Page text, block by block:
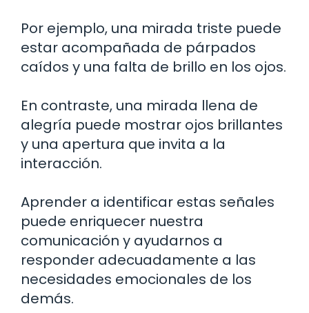
Por ejemplo, una mirada triste puede
estar acompañada de párpados
caídos y una falta de brillo en los ojos.
En contraste, una mirada llena de
alegría puede mostrar ojos brillantes
y una apertura que invita a la
interacción.
Aprender a identificar estas señales
puede enriquecer nuestra
comunicación y ayudarnos a
responder adecuadamente a las
necesidades emocionales de los
demás.